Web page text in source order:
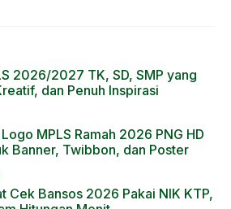
2026/2027 TK, SD, SMP yang
dan Penuh Inspirasi
MPLS Ramah 2026 PNG HD
Banner, Twibbon, dan Poster
Cek Bansos 2026 Pakai NIK KTP,